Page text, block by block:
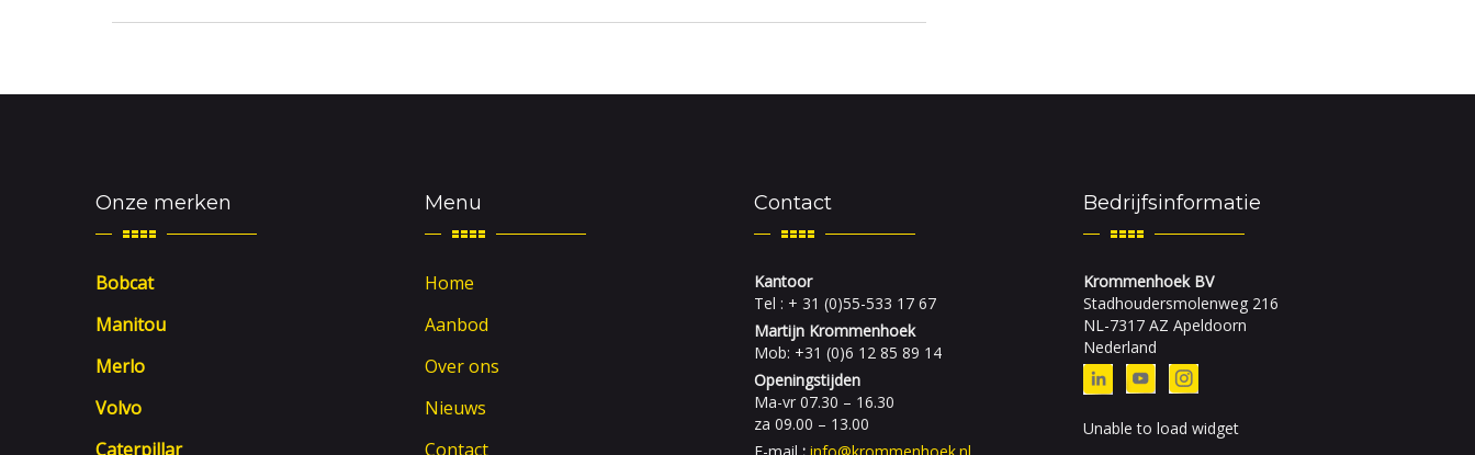
Onze merken
Bobcat
Manitou
Merlo
Volvo
Caterpillar
Menu
Home
Aanbod
Over ons
Nieuws
Contact
Contact
Kantoor
Tel : + 31 (0)55-533 17 67
Martijn Krommenhoek
Mob: +31 (0)6 12 85 89 14
Openingstijden
Ma-vr 07.30 – 16.30
za 09.00 – 13.00
E-mail : info@krommenhoek.nl
Bedrijfsinformatie
Krommenhoek BV
Stadhoudersmolenweg 216
NL-7317 AZ Apeldoorn
Nederland
Unable to load widget